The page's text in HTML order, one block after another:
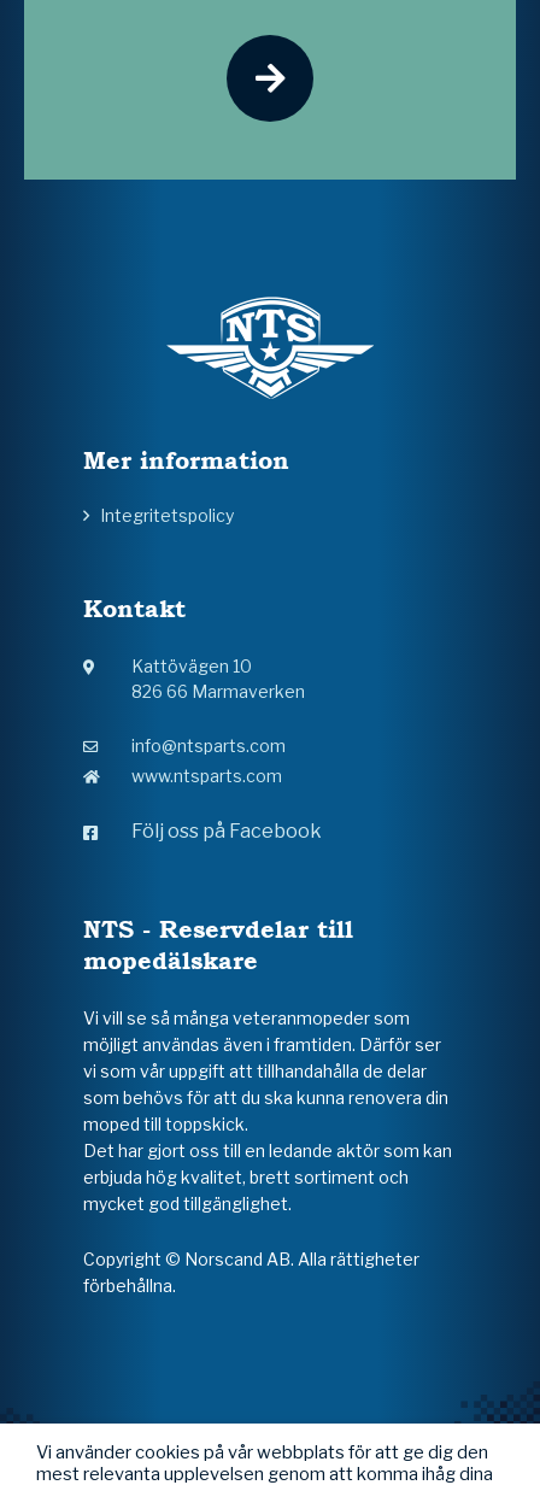
Mer information
Integritetspolicy
Kontakt
Kattövägen 10
826 66 Marmaverken
info@ntsparts.com
www.ntsparts.com
Följ oss på Facebook
NTS - Reservdelar till
mopedälskare
Vi vill se så många veteranmopeder som
möjligt användas även i framtiden. Därför ser
vi som vår uppgift att tillhandahålla de delar
som behövs för att du ska kunna renovera din
moped till toppskick.
Det har gjort oss till en ledande aktör som kan
erbjuda hög kvalitet, brett sortiment och
mycket god tillgänglighet.
Copyright © Norscand AB. Alla rättigheter
förbehållna.
Vi använder cookies på vår webbplats för att ge dig den
mest relevanta upplevelsen genom att komma ihåg dina